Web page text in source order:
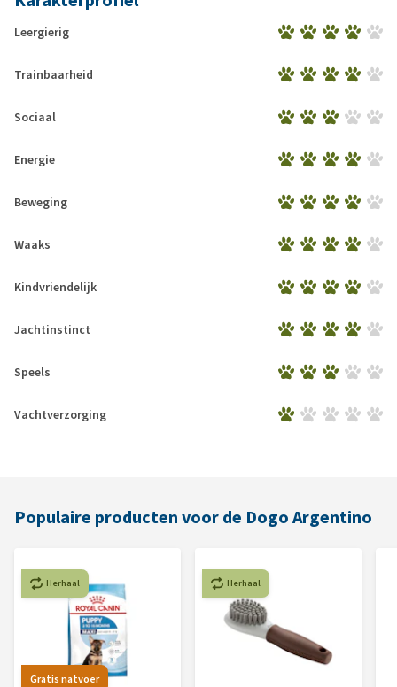
Leergierig
Trainbaarheid
Sociaal
Energie
Beweging
Waaks
Kindvriendelijk
Jachtinstinct
Speels
Vachtverzorging
Populaire producten voor de Dogo Argentino
Gratis natvoer
Herhaal Herhaal